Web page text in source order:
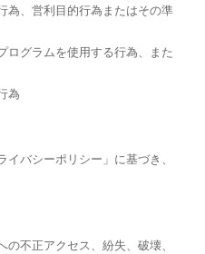
為、営利目的行為またはその準
ログラムを使用する行為、また
為
バシーポリシー」に基づき、
不正アクセス、紛失、破壊、